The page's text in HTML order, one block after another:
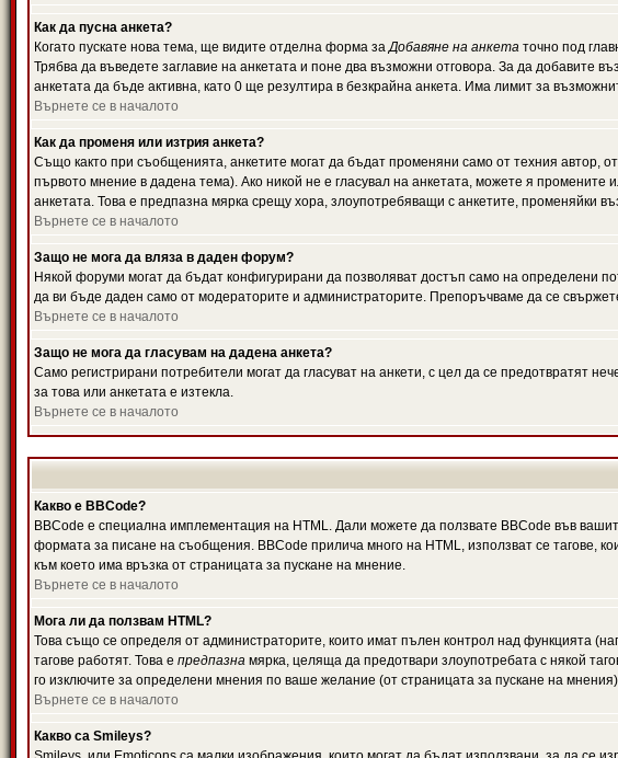
Как да пусна анкета?
Когато пускате нова тема, ще видите отделна форма заДобавяне на анкета точно под
Трябва да въведете заглавие на анкетата и поне два възможни отговора. За да добавите
анкетата да бъде активна, като 0 ще резултира в безкрайна анкета. Има лимит за
Върнете се в началото
Как да променя или изтрия анкета?
Също както при съобщенията, анкетите могат да бъдат променяни само от техния автор,
първото мнение в дадена тема). Ако никой не е гласувал на анкетата, можете я
анкетата. Това е предпазна мярка срещу хора, злоупотребяващи с анкетите, променяйки
Върнете се в началото
Защо не мога да вляза в даден форум?
Някой форуми могат да бъдат конфигурирани да позволяват достъп само на определени
да ви бъде даден само от модераторите и администраторите. Препоръчваме да се
Върнете се в началото
Защо не мога да гласувам на дадена анкета?
Само регистрирани потребители могат да гласуват на анкети, с цел да се предотвратят
за това или анкетата е изтекла.
Върнете се в началото
Какво е BBCode?
BBCode е специална имплементация на HTML. Дали можете да ползвате BBCode във
формата за писане на съобщения. BBCode прилича много на HTML, използват се тагове,
към което има връзка от страницата за пускане на мнение.
Върнете се в началото
Мога ли да ползвам HTML?
Това също се определя от администраторите, които имат пълен контрол над функцията
тагове работят. Това е предпазна мярка, целяща да предотвари злоупотребата с някой
го изключите за определени мнения по ваше желание (от страницата за пускане на мнения)
Върнете се в началото
Какво са Smileys?